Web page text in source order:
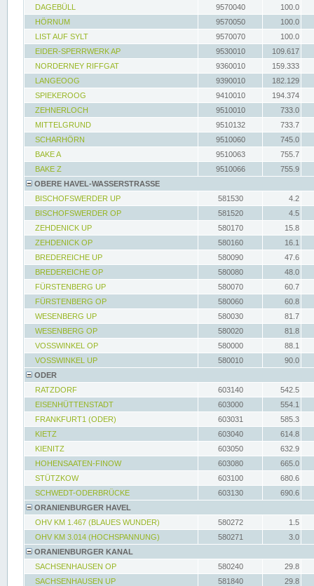
DAGEBÜLL 9570040
100.0
HÖRNUM
9570050
100.0
LIST AUF SYLT
9570070
100.0
EIDER-SPERRWERK AP
9530010
109.617
NORDERNEY RIFFGAT
9360010
159.333
LANGEOOG
9390010
182.129
SPIEKEROOG
9410010
194.374
ZEHNERLOCH
9510010
733.0
MITTELGRUND
9510132
733.7
SCHARHÖRN
9510060
745.0
BAKE A
9510063
755.7
BAKE Z
9510066
755.9
OBERE HAVEL-WASSERSTRASSE
BISCHOFSWERDER UP
581530
4.2
BISCHOFSWERDER OP
581520
4.5
ZEHDENICK UP
580170
15.8
ZEHDENICK OP
580160
16.1
BREDEREICHE UP
580090
47.6
BREDEREICHE OP
580080
48.0
FÜRSTENBERG UP
580070
60.7
FÜRSTENBERG OP
580060
60.8
WESENBERG UP
580030
81.7
WESENBERG OP
580020
81.8
VOSSWINKEL OP
580000
88.1
VOSSWINKEL UP
580010
90.0
ODER
RATZDORF
603140
542.5
EISENHÜTTENSTADT
603000
554.1
FRANKFURT1 (ODER)
603031
585.3
KIETZ
603040
614.8
KIENITZ
603050
632.9
HOHENSAATEN-FINOW
603080
665.0
STÜTZKOW
603100
680.6
SCHWEDT-ODERBRÜCKE
603130
690.6
ORANIENBURGER HAVEL
OHV KM 1.467 (BLAUES WUNDER)
580272
1.5
OHV KM 3.014 (HOCHSPANNUNG)
580271
3.0
ORANIENBURGER KANAL
SACHSENHAUSEN OP
580240
29.8
SACHSENHAUSEN UP
581840
29.8